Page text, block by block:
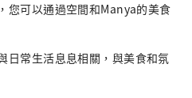
您可以通過空間和Manya的美食
日常生活息息相關，與美食和氛